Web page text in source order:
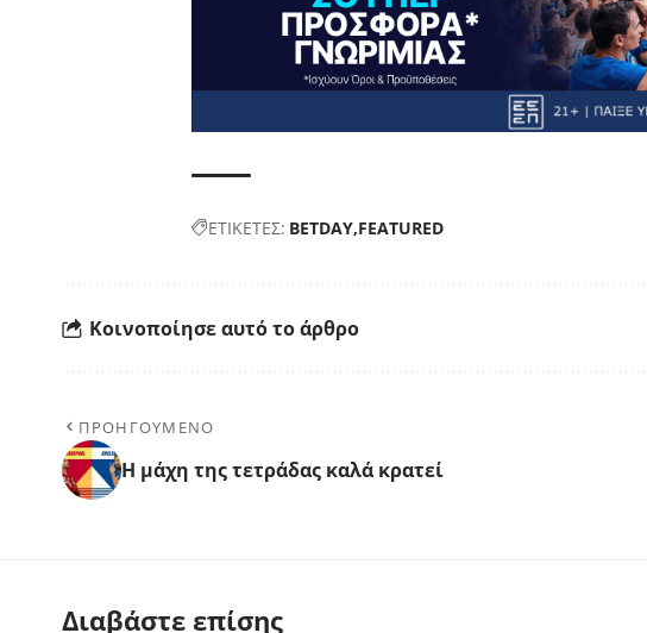
ΕΤΙΚΕΤΕΣ: BETDAY FEATURED
Κοινοποίησε αυτό το άρθρο
ΠΡΟΗΓΟΥΜΕΝΟ
Η μάχη της τετράδας καλά κρατεί
Διαβάστε επίσης